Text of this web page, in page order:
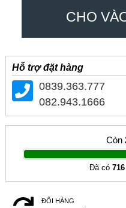
CHO
Hỗ trợ đặt hàng
0839.363.777
082.943.1666
Còn
|
Đã có716
ĐỔI HÀNG